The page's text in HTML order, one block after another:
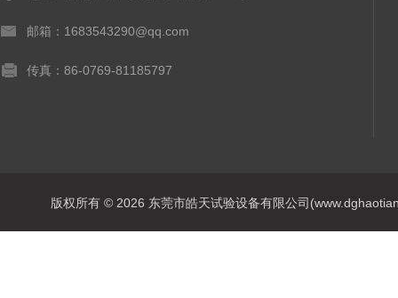
邮箱：1683543290@qq.com
传真：86-0769-81185797
版权所有 © 2026 东莞市皓天试验设备有限公司